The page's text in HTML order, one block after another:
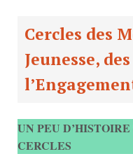
Cercles des
Jeunesse,
UN PEU D’HISTOIRE
CERCLES